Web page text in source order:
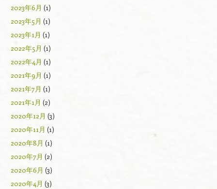
2023年6月 (1)
2023年5月 (1)
2023年1月 (1)
2022年5月 (1)
2022年4月 (1)
2021年9月 (1)
2021年7月 (1)
2021年1月 (2)
2020年12月 (3)
2020年11月 (1)
2020年8月 (1)
2020年7月 (2)
2020年6月 (3)
2020年4月 (3)